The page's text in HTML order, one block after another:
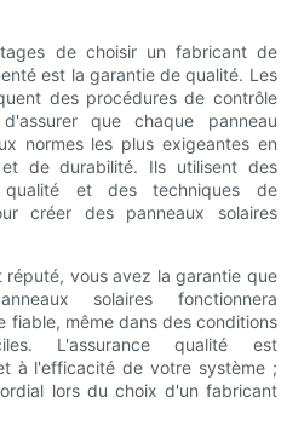
de choisir un fabricant de
est la garantie de qualité. Les
des procédures de contrôle
que chaque panneau
normes les plus exigeantes en
de durabilité. Ils utilisent des
qualité et des techniques de
créer des panneaux solaires
réputé, vous avez la garantie que
solaires fonctionnera
fiable, même dans des conditions
L'assurance qualité est
à l'efficacité de votre système ;
lors du choix d'un fabricant